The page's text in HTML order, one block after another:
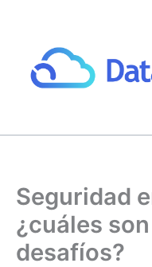
contenido
Seguridad
¿cuáles
desafíos?